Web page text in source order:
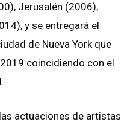
Jerusalén (2006),
y se entregará el
de Nueva York que
coincidiendo con el
actuaciones de artistas